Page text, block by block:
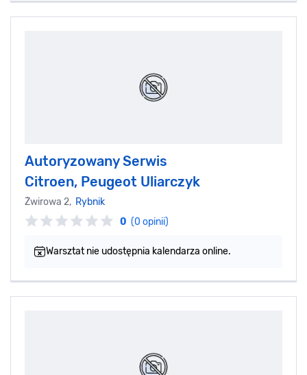
Autoryzowany Serwis
Citroen, Peugeot Uliarczyk
Żwirowa 2, Rybnik
0 (0 opinii)
Warsztat nie udostępnia kalendarza online.